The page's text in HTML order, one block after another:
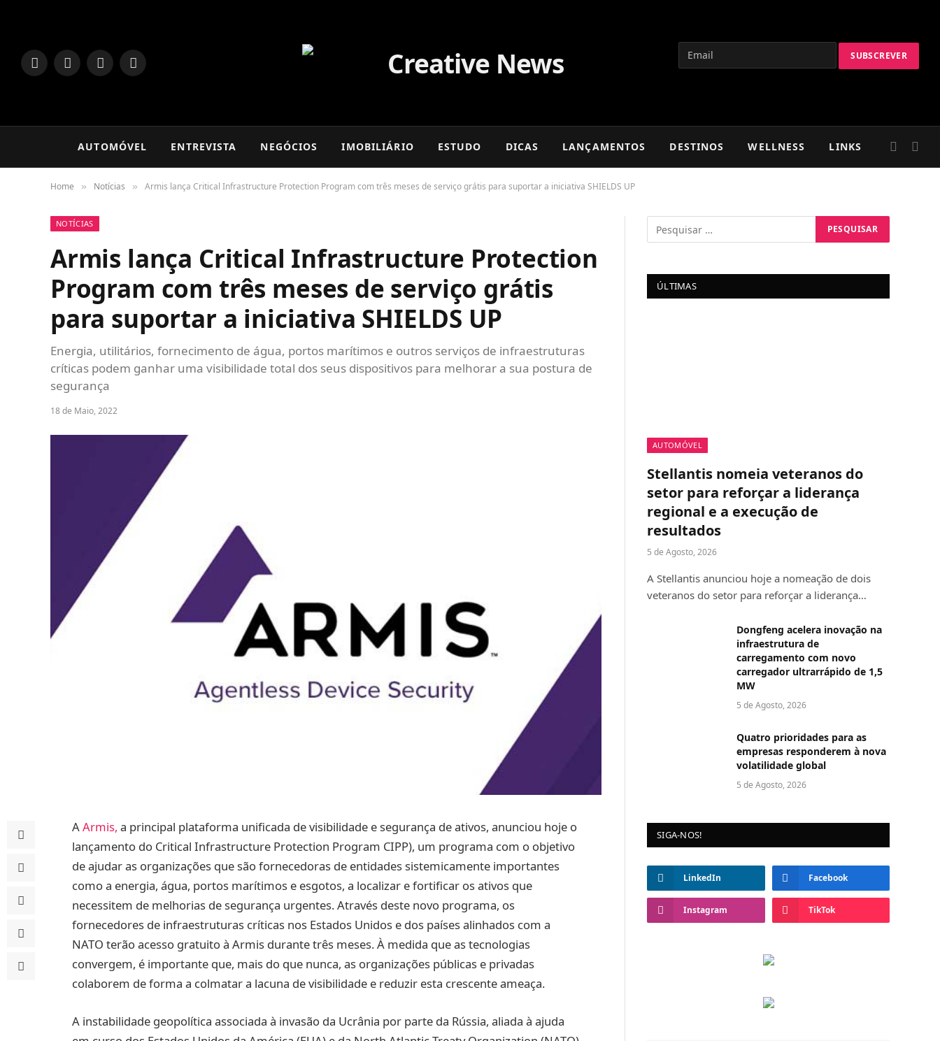
LinkedInFacebookInstagram
TikTok
AUTOMÓVEL ENTREVISTA NEGÓCIOS IMOBILIÁRIO ESTUDO DICAS LANÇAMENTOS DESTINOS WELLNESS LINKS
Home » Notícias » Armis lança Critical Infrastructure Protection Program com três meses de serviço grátis para suportar a iniciativa SHIELDS UP
NOTÍCIAS
Armis lança Critical Infrastructure Protection
Program com três meses de serviço grátis
para suportar a iniciativa SHIELDS UP
Energia, utilitários, fornecimento de água, portos marítimos e outros serviços de infraestruturas
críticas podem ganhar uma visibilidade total dos seus dispositivos para melhorar a sua postura de
segurança
18 de Maio, 2022
AArmis, a principal plataforma unificada de visibilidade e segurança de ativos, anunciou hoje o
lançamento do Critical Infrastructure Protection Program CIPP), um programa com o objetivo
de ajudar as organizações que são fornecedoras de entidades sistemicamente importantes
como a energia, água, portos marítimos e esgotos, a localizar e fortificar os ativos que
necessitem de melhorias de segurança urgentes. Através deste novo programa, os
fornecedores de infraestruturas críticas nos Estados Unidos e dos países alinhados com a
NATO terão acesso gratuito à Armis durante três meses. À medida que as tecnologias
convergem, é importante que, mais do que nunca, as organizações públicas e privadas
colaborem de forma a colmatar a lacuna de visibilidade e reduzir esta crescente ameaça.
A instabilidade geopolítica associada à invasão da Ucrânia por parte da Rússia, aliada à ajuda
ÚLTIMAS
AUTOMÓVEL
Stellantis nomeia veteranos do
setor para reforçar a liderança
regional e a execução de
resultados
5 de Agosto, 2026
A Stellantis anunciou hoje a nomeação de dois
veteranos do setor para reforçar a liderança…
Dongfeng acelera inovação na
infraestrutura de
carregamento com novo
carregador ultrarrápido de 1,5
MW
5 de Agosto, 2026
Quatro prioridades para as
empresas responderem à nova
volatilidade global
5 de Agosto, 2026
SIGA-NOS!
LinkedIn Facebook
Instagram TikTok